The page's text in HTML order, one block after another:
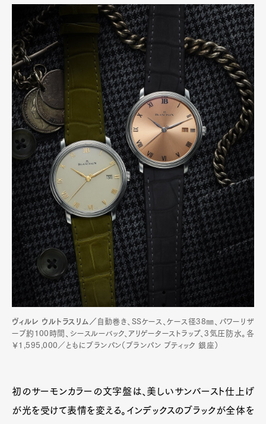
ヴィルレ ウルトラスリム／ 自動巻き、SSケース、ケース径38㎜、パワーリザ
ーブ約100時間、シースルーバック、アリゲーターストラップ、3気圧防水。各
￥1,595,000／ともにブランパン（ブランパン ブティック 銀座）
初のサーモンカラーの文字盤は、美しいサンバースト仕上げ
が光を受けて表情を変える。インデックスのブラックが全体を